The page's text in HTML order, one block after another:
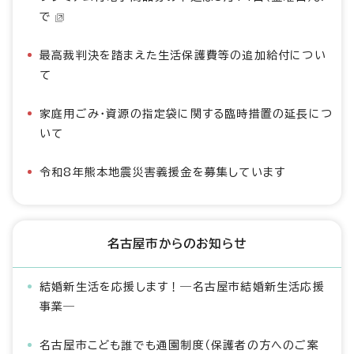
で
最高裁判決を踏まえた生活保護費等の追加給付につい
て
家庭用ごみ・資源の指定袋に関する臨時措置の延長につ
いて
令和8年熊本地震災害義援金を募集しています
名古屋市からのお知らせ
結婚新生活を応援します！―名古屋市結婚新生活応援
事業―
名古屋市こども誰でも通園制度（保護者の方へのご案